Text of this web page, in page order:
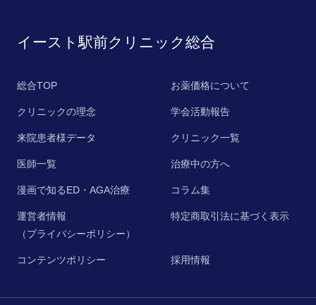
イースト駅前クリニック総合
総合TOP お薬価格について
クリニックの理念 学会活動報告
来院患者様データ クリニック一覧
医師一覧 治療中の方へ
漫画で知るED・AGA治療 コラム集
運営者情報
（プライバシーポリシー）
特定商取引法に基づく表示
コンテンツポリシー 採用情報